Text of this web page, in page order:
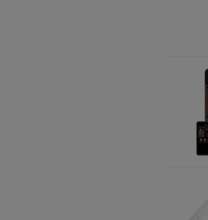
Letao
Letao
與商品
Dollar
Letao